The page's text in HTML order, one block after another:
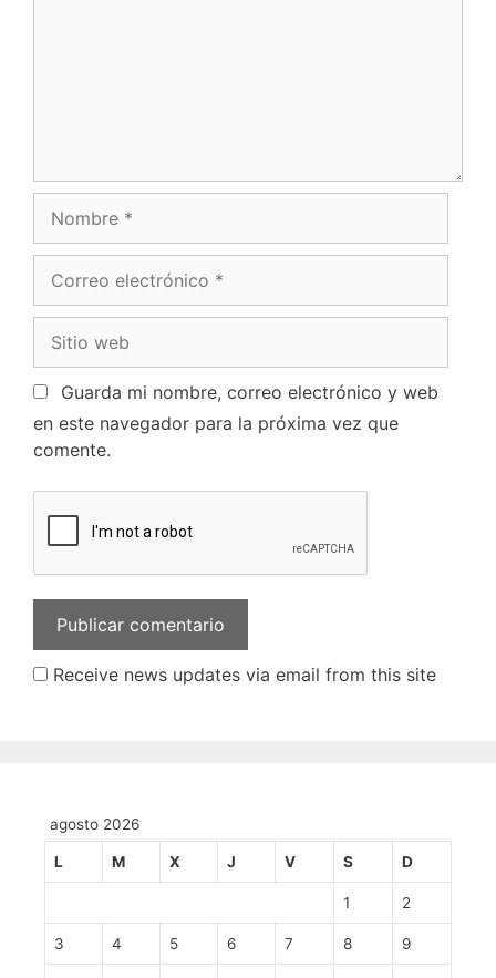
Guarda mi nombre, correo electrónico y web
en este navegador para la próxima vez que
comente.
Receive news updates via email from this site
agosto 2026
L M X J V S D
1 2
3 4 5 6 7 8 9